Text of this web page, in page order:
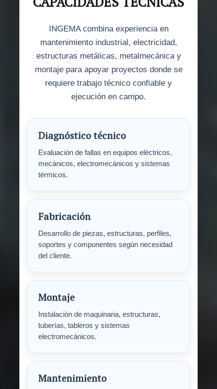
INGEMA combina experiencia en
mantenimiento industrial, electricidad,
estructuras metálicas, metalmecánica y
montaje para apoyar proyectos donde se
requiere trabajo técnico confiable y
ejecución en campo.
Diagnóstico técnico
Evaluación de fallas en equipos eléctricos,
mecánicos, electromecánicos y sistemas
térmicos.
Fabricación
Desarrollo de piezas, estructuras, perfiles,
soportes y componentes según necesidad
del cliente.
Montaje
Instalación de maquinaria, estructuras,
tuberías, tableros y sistemas
electromecánicos.
Mantenimiento